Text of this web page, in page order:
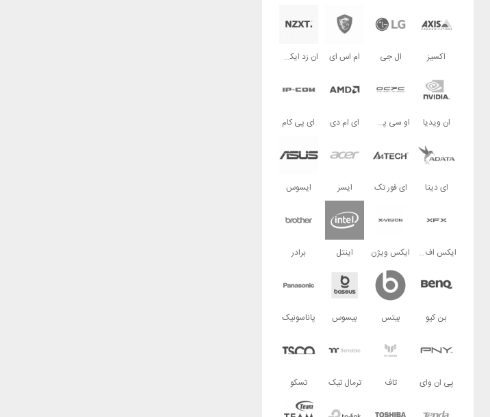
اکسیز ال جی ام اس ای ان زد ایکس تی
ان ویدیا او سی پی سی ای ام دی ای پی کام
ای دیتا ای فور تک ایسر ایسوس
ایکس اف ایکس ایکس ویژن اینتل برادر
بن کیو بیتس بیسوس پاناسونیک
پی ان وای تاف ترمال تیک تسکو